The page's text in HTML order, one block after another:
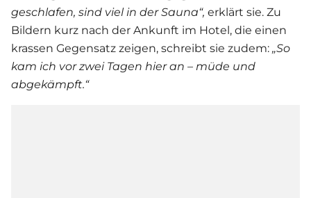
geschlafen, sind viel in der Sauna“, erklärt sie. Zu
Bildern kurz nach der Ankunft im Hotel, die einen
krassen Gegensatz zeigen, schreibt sie zudem: „So
kam ich vor zwei Tagen hier an – müde und
abgekämpft.“